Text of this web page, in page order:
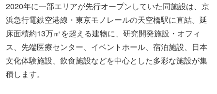
2020年に一部エリアが先行オープンしていた同施設は、京
浜急行電鉄空港線・東京モノレールの天空橋駅に直結。延
床面積約13万㎡を超える建物に、研究開発施設・オフィ
ス、先端医療センター、イベントホール、宿泊施設、日本
文化体験施設、飲食施設などを中心とした多彩な施設が集
積します。